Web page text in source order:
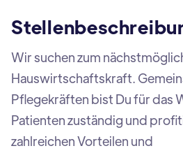
Wir suchen zum
Hauswirtschaftskraft.
Pflegekräften bist Du für das
Patienten zuständig und
zahlreichen Vorteilen und